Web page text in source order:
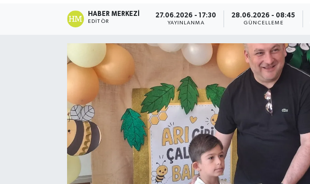
HABER MERKEZI
EDITÖR
27.06.2026 - 17:30
YAYINLANMA
28.06.2026 - 08:45
GÜNCELLEME